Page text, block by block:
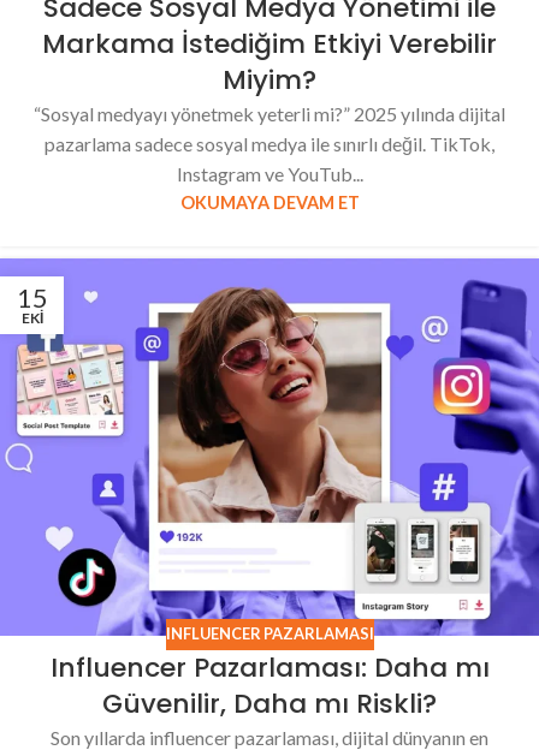
Markama İstediğim Etkiyi Verebilir
Miyim?
“Sosyal medyayı yönetmek yeterli mi?” 2025 yılında dijital
pazarlama sadece sosyal medya ile sınırlı değil. TikTok,
Instagram ve YouTub...
OKUMAYA DEVAM ET
15
EKI
INFLUENCER PAZARLAMASI
Influencer Pazarlaması: Daha mı
Güvenilir, Daha mı Riskli?
Son yıllarda influencer pazarlaması, dijital dünyanın en